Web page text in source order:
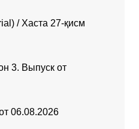
/ Хаста 27-қисм
3. Выпуск от
06.08.2026